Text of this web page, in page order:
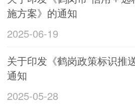
施方案》的通知
2025-06-19
关于印发《鹤岗政策标识推
通知
2025-05-28